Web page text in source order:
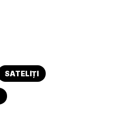
SATELIȚI